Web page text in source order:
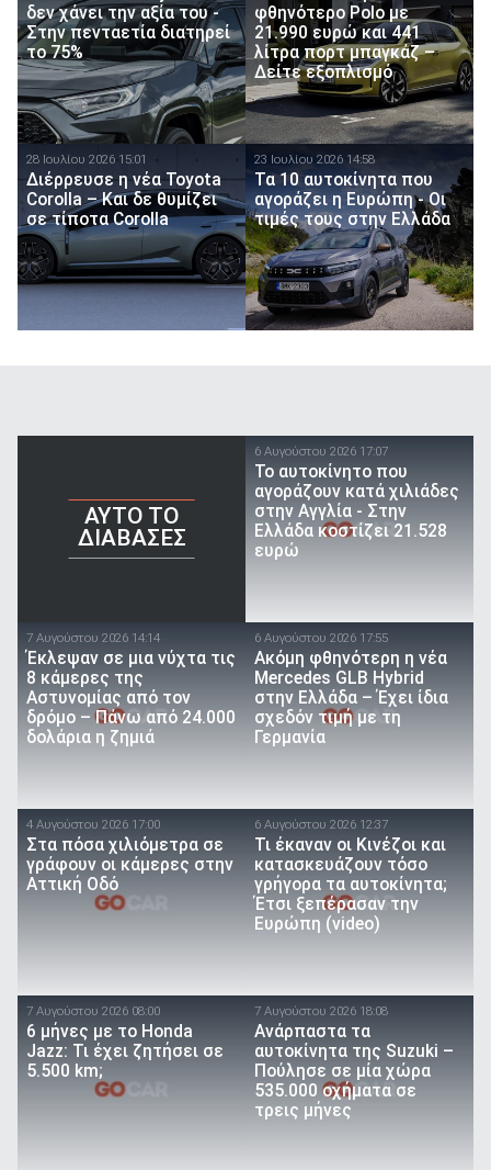
δεν χάνει την αξία του -
Στην πενταετία διατηρεί
το 75%
φθηνότερο Polo με
21.990 ευρώ και 441
λίτρα πορτ μπαγκάζ –
Δείτε εξοπλισμό
28 Ιουλίου 2026 15:01
Διέρρευσε η νέα Toyota
Corolla – Και δε θυμίζει
σε τίποτα Corolla
23 Ιουλίου 2026 14:58
Τα 10 αυτοκίνητα που
αγοράζει η Ευρώπη - Οι
τιμές τους στην Ελλάδα
AYTO TO
ΔΙΑΒΑΣΕΣ
6 Αυγούστου 2026 17:07
To αυτοκίνητο που
αγοράζουν κατά χιλιάδες
στην Αγγλία - Στην
Ελλάδα κοστίζει 21.528
ευρώ
7 Αυγούστου 2026 14:14
Έκλεψαν σε μια νύχτα τις
8 κάμερες της
Αστυνομίας από τον
δρόμο – Πάνω από 24.000
δολάρια η ζημιά
6 Αυγούστου 2026 17:55
Ακόμη φθηνότερη η νέα
Mercedes GLB Hybrid
στην Ελλάδα – Έχει ίδια
σχεδόν τιμή με τη
Γερμανία
4 Αυγούστου 2026 17:00
Στα πόσα χιλιόμετρα σε
γράφουν οι κάμερες στην
Αττική Οδό
6 Αυγούστου 2026 12:37
Τι έκαναν οι Κινέζοι και
κατασκευάζουν τόσο
γρήγορα τα αυτοκίνητα;
Έτσι ξεπέρασαν την
Ευρώπη (video)
7 Αυγούστου 2026 08:00
6 μήνες με το Honda
Jazz: Τι έχει ζητήσει σε
5.500 km;
7 Αυγούστου 2026 18:08
Ανάρπαστα τα
αυτοκίνητα της Suzuki –
Πούλησε σε μία χώρα
535.000 οχήματα σε
τρεις μήνες